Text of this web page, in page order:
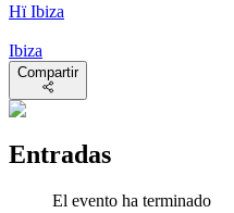
Hï Ibiza
Ibiza
Compartir
Entradas
El evento ha terminado